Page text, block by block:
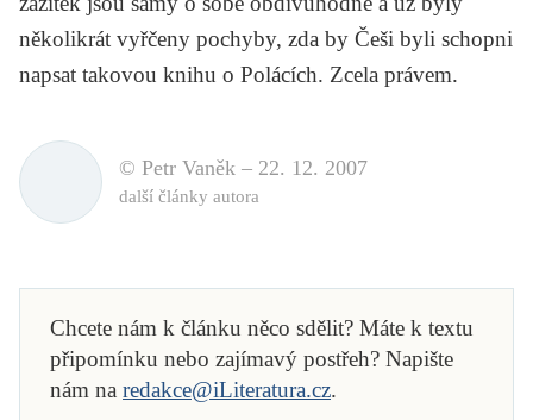
několikrát vyřčeny pochyby, zda by Češi byli schopni
napsat takovou knihu o Polácích. Zcela právem.
© Petr Vaněk – 22. 12. 2007
další články autora
Chcete nám k článku něco sdělit? Máte k textu
připomínku nebo zajímavý postřeh? Napište
nám na redakce@iLiteratura.cz.